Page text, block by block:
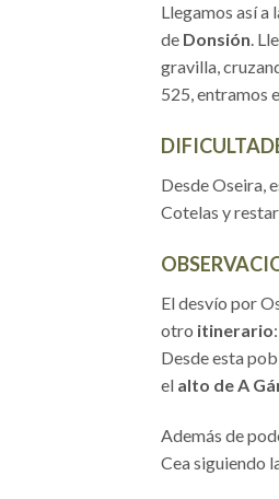
Llegamos así a
de Donsión.
gravilla,
525, entramos
Desde Oseira,
Cotelas y
El desvío por
otro itinerario
Desde esta
el alto de A
Además de
Cea siguiendo